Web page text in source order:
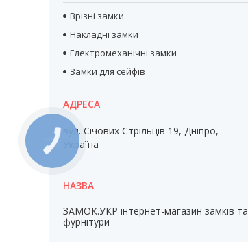
Врізні замки
Накладні замки
Електромеханічні замки
Замки для сейфів
вул. Січових Стрільців 19, Дніпро,
Україна
ЗАМОК.УКР інтернет-магазин замків та
фурнітури